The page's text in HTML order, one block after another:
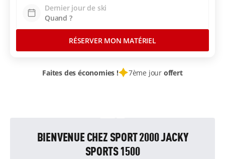
Dernier jour de ski
RÉSERVER MON MATÉRIEL
Faites des économies ! 7ème jour offert
BIENVENUE CHEZ SPORT 2000 JACKY
SPORTS 1500